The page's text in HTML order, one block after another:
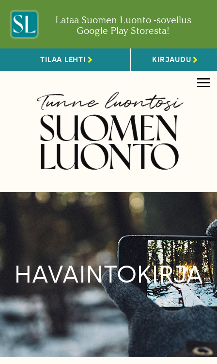
Lataa Suomen Luonto -sovellus
Google Play Storesta!
TILAA LEHTI KIRJAUDU
HAVAINTOKIRJA